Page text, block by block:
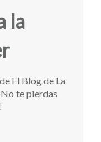
la
El Blog de La
te pierdas